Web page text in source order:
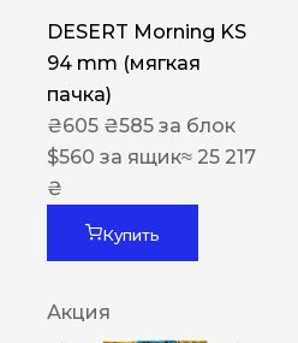
DESERT Morning KS
94 mm (мягкая
пачка)
₴605 ₴585 за блок
$560 за ящик≈ 25 217
₴
Купить
Акция